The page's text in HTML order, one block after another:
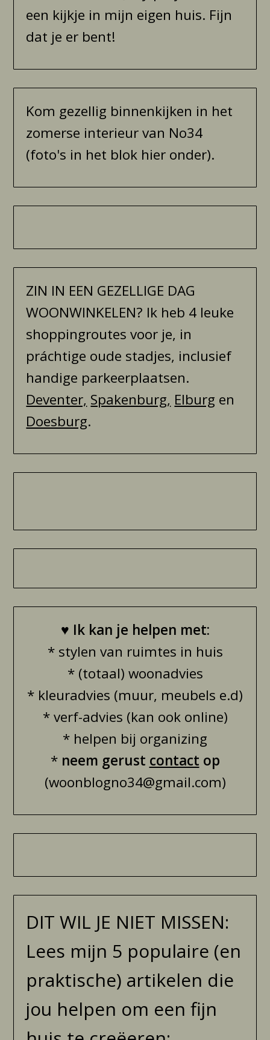
een kijkje in mijn eigen huis. Fijn
dat je er bent!
Kom gezellig binnenkijken in het
zomerse interieur van No34
(foto's in het blok hier onder).
ZIN IN EEN GEZELLIGE DAG
WOONWINKELEN? Ik heb 4 leuke
shoppingroutes voor je, in
práchtige oude stadjes, inclusief
handige parkeerplaatsen.
Deventer, Spakenburg, Elburg en
Doesburg.
♥ Ik kan je helpen met:
* stylen van ruimtes in huis
* (totaal) woonadvies
* kleuradvies (muur, meubels e.d)
* verf-advies (kan ook online)
* helpen bij organizing
* neem gerust contact op
(woonblogno34@gmail.com)
DIT WIL JE NIET MISSEN:
Lees mijn 5 populaire (en
praktische) artikelen die
jou helpen om een fijn